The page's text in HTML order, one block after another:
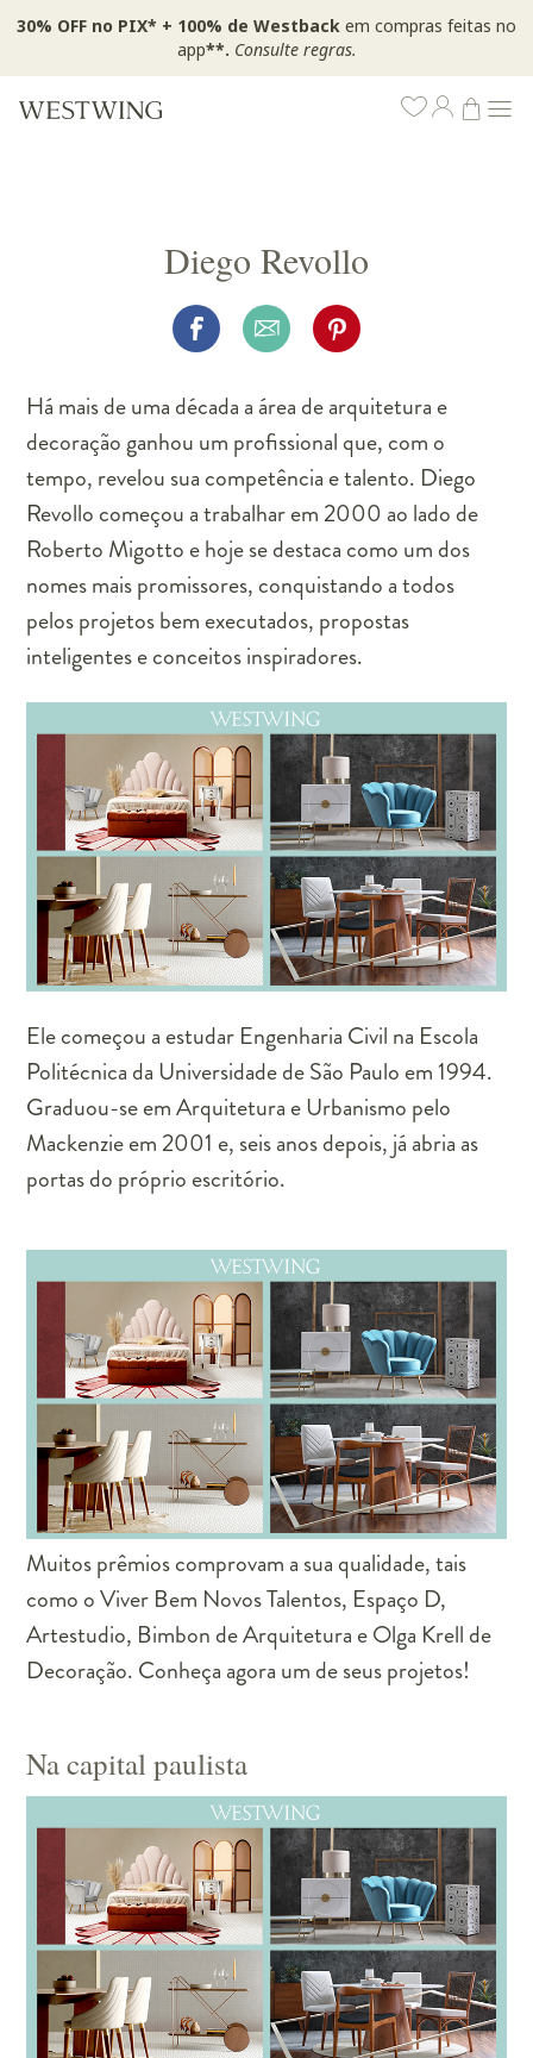
30% OFF no PIX* + 100% de Westback em compras feitas no
app**. Consulte regras.
Diego Revollo
Há mais de uma década a área de arquitetura e
decoração ganhou um profissional que, com o
tempo, revelou sua competência e talento. Diego
Revollo começou a trabalhar em 2000 ao lado de
Roberto Migotto e hoje se destaca como um dos
nomes mais promissores, conquistando a todos
pelos projetos bem executados, propostas
inteligentes e conceitos inspiradores.
Ele começou a estudar Engenharia Civil na Escola
Politécnica da Universidade de São Paulo em 1994.
Graduou-se em Arquitetura e Urbanismo pelo
Mackenzie em 2001 e, seis anos depois, já abria as
portas do próprio escritório.
Muitos prêmios comprovam a sua qualidade, tais
como o Viver Bem Novos Talentos, Espaço D,
Artestudio, Bimbon de Arquitetura e Olga Krell de
Decoração. Conheça agora um de seus projetos!
Na capital paulista